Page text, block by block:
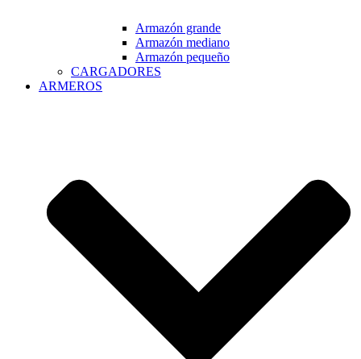
Armazón grande
Armazón mediano
Armazón pequeño
CARGADORES
ARMEROS